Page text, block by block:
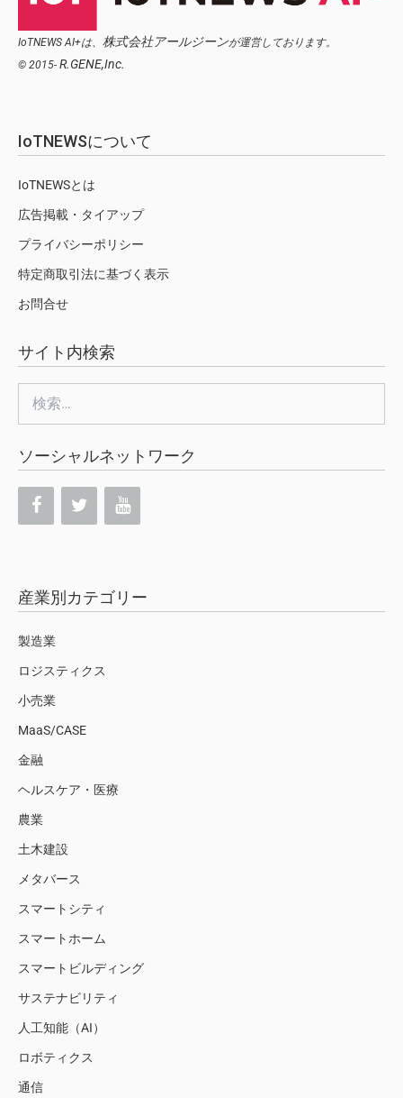
IoTNEWS AI+は、 株式会社アールジーンが運営しております。
© 2015- R.GENE,Inc.
IoTNEWSについて
IoTNEWSとは
広告掲載・タイアップ
プライバシーポリシー
特定商取引法に基づく表示
お問合せ
サイト内検索
索:
ソーシャルネットワーク
産業別カテゴリー
製造業
ロジスティクス
小売業
MaaS/CASE
金融
ヘルスケア・医療
農業
土木建設
メタバース
スマートシティ
スマートホーム
スマートビルディング
サステナビリティ
人工知能（AI）
ロボティクス
通信